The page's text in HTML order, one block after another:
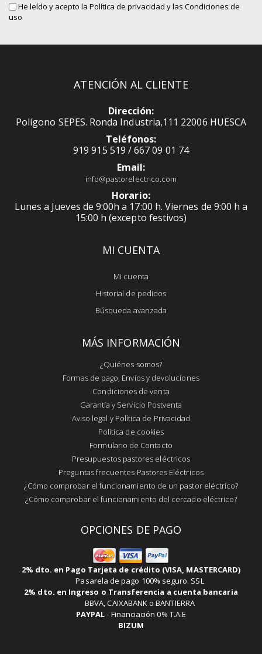
He leído y acepto la Política de privacidad y las Condiciones de
uso
ATENCIÓN AL CLIENTE
Dirección:
Polígono SEPES. Ronda Industria,111 22006 HUESCA
Teléfonos:
919 915 519 / 667 09 01 74
Email:
info@pastorelectrico.com
Horario:
Lunes a Jueves de 9:00h a 17:00 h. Viernes de 9:00 h a
15:00 h (excepto festivos)
MI CUENTA
Mi cuenta
Historial de pedidos
Búsqueda avanzada
MÁS INFORMACIÓN
¿Quiénes somos?
Formas de pago, Envíos y devoluciones
Condiciones de venta
Garantía y Servicio Postventa
Aviso legal y Política de Privacidad
Política de cookies
Formulario de Contacto
Presupuestos pastores eléctricos
Preguntas frecuentes Pastores Eléctricos
¿Cómo comprobar el funcionamiento de un pastor eléctrico?
¿Cómo comprobar el funcionamiento del cercado eléctrico?
OPCIONES DE PAGO
2% dto. en Pago Tarjeta de crédito (VISA, MASTERCARD)
Pasarela de pago 100% seguro. SSL
2% dto. en Ingreso o Transferencia a cuenta bancaria
BBVA, CAIXABANK o BANTIERRA
PAYPAL- Financiación 0% T.A.E
BIZUM